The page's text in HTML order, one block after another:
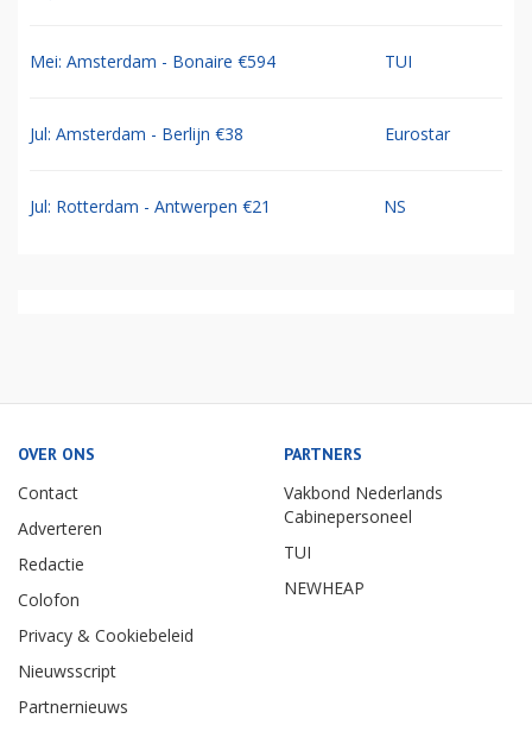
Mei: Amsterdam - Bonaire €594 TUI
Jul: Amsterdam - Berlijn €38 Eurostar
Jul: Rotterdam - Antwerpen €21 NS
OVER ONS
Contact
Adverteren
Redactie
Colofon
Privacy & Cookiebeleid
Nieuwsscript
Partnernieuws
PARTNERS
Vakbond Nederlands
Cabinepersoneel
TUI
NEWHEAP